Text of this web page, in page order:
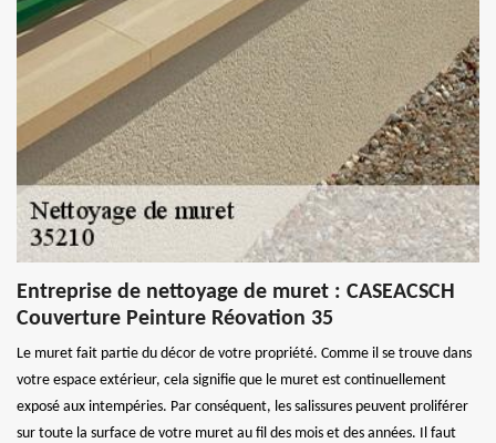
Entreprise de nettoyage de muret : CASEACSCH
Couverture Peinture Réovation 35
Le muret fait partie du décor de votre propriété. Comme il se trouve dans
votre espace extérieur, cela signifie que le muret est continuellement
exposé aux intempéries. Par conséquent, les salissures peuvent proliférer
sur toute la surface de votre muret au fil des mois et des années. Il faut